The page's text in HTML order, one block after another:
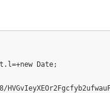
Date;